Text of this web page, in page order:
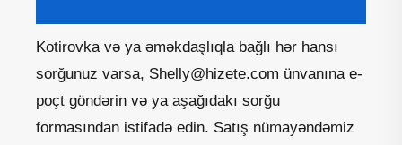
Kotirovka və ya əməkdaşlıqla bağlı hər hansı
sorğunuz varsa, Shelly@hizete.com ünvanına e-
poçt göndərin və ya aşağıdakı sorğu
formasından istifadə edin. Satış nümayəndəmiz